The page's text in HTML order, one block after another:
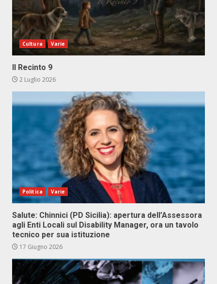
Cultura Varie
Il Recinto 9
2 Luglio 2026
Politica Varie
Salute: Chinnici (PD Sicilia): apertura dell’Assessora
agli Enti Locali sul Disability Manager, ora un tavolo
tecnico per sua istituzione
17 Giugno 2026